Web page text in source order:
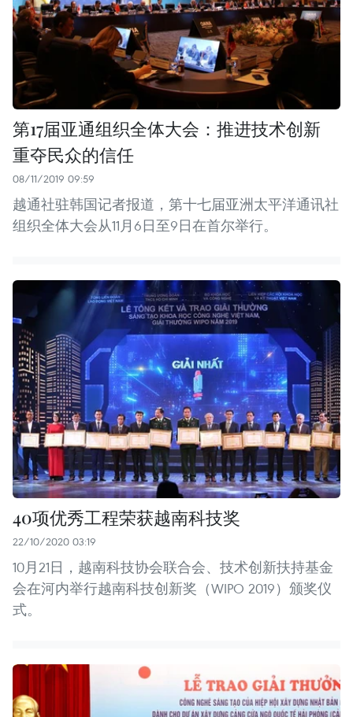
第17届亚通组织全体大会：推进技术创新
重夺民众的信任
08/11/2019 09:59
越通社驻韩国记者报道，第十七届亚洲太平洋通讯社
组织全体大会从11月6日至9日在首尔举行。
40项优秀工程荣获越南科技奖
22/10/2020 03:19
10月21日，越南科技协会联合会、技术创新扶持基金
会在河内举行越南科技创新奖（WIPO 2019）颁奖仪
式。